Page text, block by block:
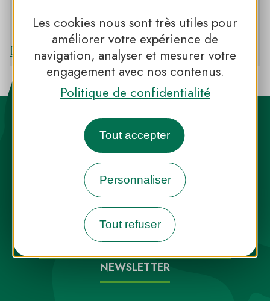
Les cookies nous sont très utiles pour
améliorer votre expérience de
navigation, analyser et mesurer votre
engagement avec nos contenus.
Politique de confidentialité
Tout accepter
Personnaliser
Tout refuser
PNR DU VERDON
Découvrir le PNR DU VERDON
Destination Parcs, de l’inspiration en
toute saison
INFOS PRESSEFAQNOUS CONTACTER
NEWSLETTER